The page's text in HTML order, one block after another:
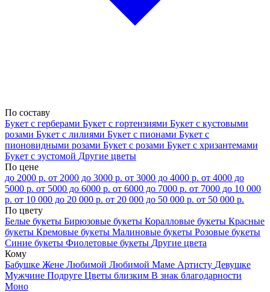
По составу
Букет с герберами Букет с гортензиями Букет с кустовыми
розами Букет с лилиями Букет с пионами Букет с
пионовидными розами Букет с розами Букет с хризантемами
Букет с эустомой Другие цветы
По цене
до 2000 р. от 2000 до 3000 р. от 3000 до 4000 р. от 4000 до
5000 р. от 5000 до 6000 р. от 6000 до 7000 р. от 7000 до 10 000
р. от 10 000 до 20 000 р. от 20 000 до 50 000 р. от 50 000 р.
По цвету
Белые букеты Бирюзовые букеты Коралловые букеты Красные
букеты Кремовые букеты Малиновые букеты Розовые букеты
Синие букеты Фиолетовые букеты Другие цвета
Кому
Бабушке Жене Любимой Любимой Маме Артисту Девушке
Мужчине Подруге Цветы близким В знак благодарности
Моно